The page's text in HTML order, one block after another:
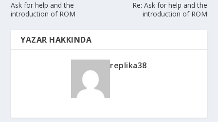
Ask for help and the
introduction of ROM
Re: Ask for help and the
introduction of ROM
YAZAR HAKKINDA
replika38